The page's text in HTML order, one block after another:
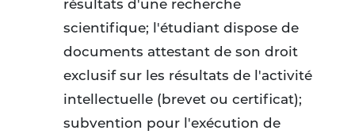
résultats d'une recherche
scientifique; l'étudiant dispose de
documents attestant de son droit
exclusif sur les résultats de l'activité
intellectuelle (brevet ou certificat);
subvention pour l'exécution de